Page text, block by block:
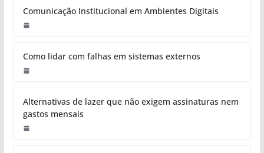
Comunicação Institucional em Ambientes Digitais
Como lidar com falhas em sistemas externos
Alternativas de lazer que não exigem assinaturas nem
gastos mensais